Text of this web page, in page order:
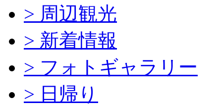
> 周辺観光
> 新着情報
> フォトギャラリー
> 日帰り